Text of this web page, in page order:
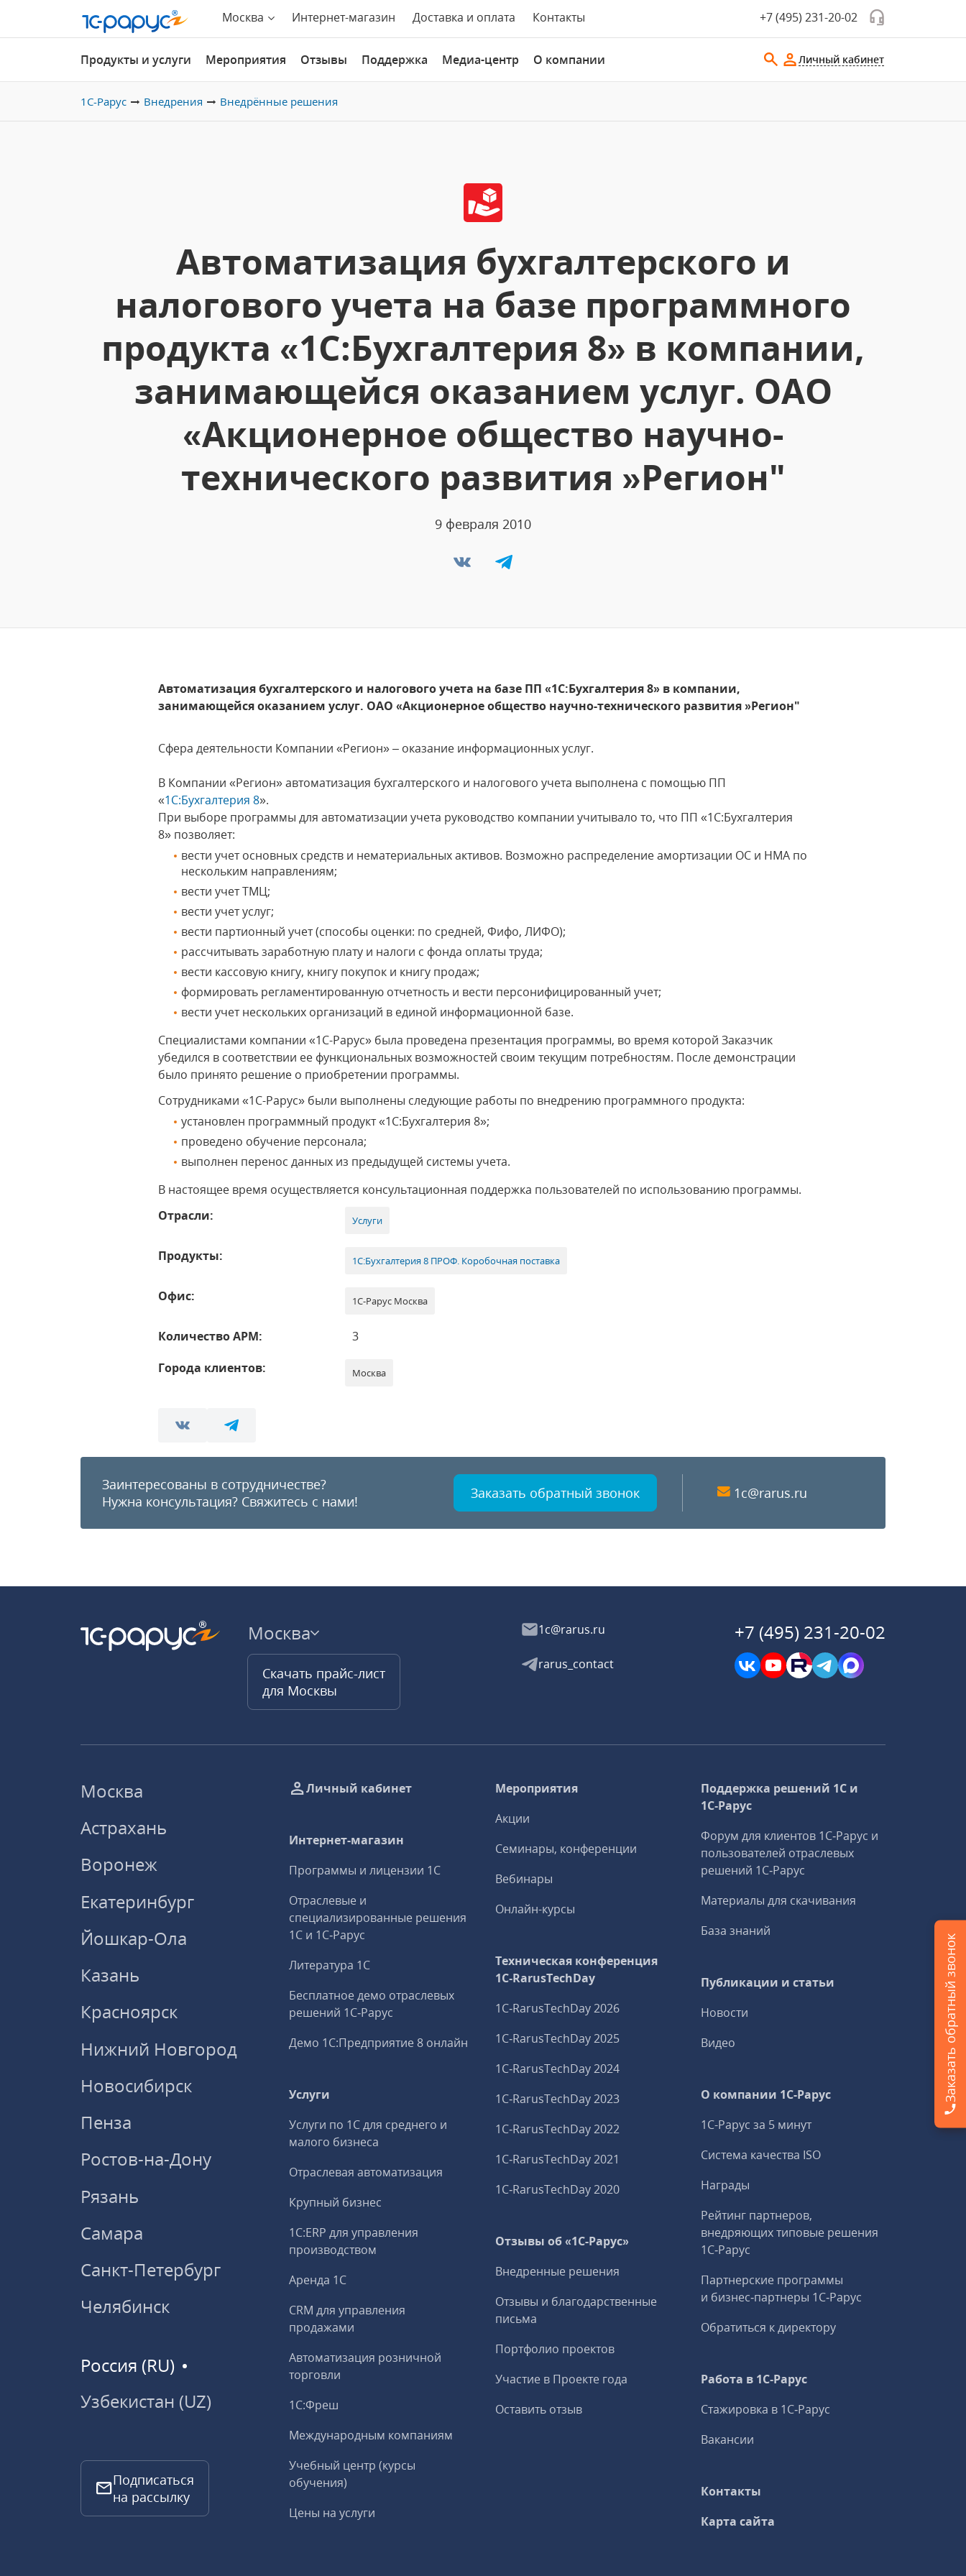
Москва Интернет-магазин Доставка и оплата Контакты +7 (495) 231-20-02
Продукты и услуги Мероприятия Отзывы Поддержка Медиа-центр О компании Личный кабинет
1С-Рарус Внедрения Внедрённые решения
Автоматизация бухгалтерского и
налогового учета на базе программного
продукта «1С:Бухгалтерия 8» в компании,
занимающейся оказанием услуг. ОАО
«Акционерное общество научно-
технического развития »Регион"
9 февраля 2010
Автоматизация бухгалтерского и налогового учета на базе ПП «1С:Бухгалтерия 8» в компании,
занимающейся оказанием услуг. ОАО «Акционерное общество научно-технического развития »Регион"
Сфера деятельности Компании «Регион» – оказание информационных услуг.
В Компании «Регион» автоматизация бухгалтерского и налогового учета выполнена с помощью ПП
«1С:Бухгалтерия 8».
При выборе программы для автоматизации учета руководство компании учитывало то, что ПП «1С:Бухгалтерия
8» позволяет:
вести учет основных средств и нематериальных активов. Возможно распределение амортизации ОС и НМА по
нескольким направлениям;
вести учет ТМЦ;
вести учет услуг;
вести партионный учет (способы оценки: по средней, Фифо, ЛИФО);
рассчитывать заработную плату и налоги с фонда оплаты труда;
вести кассовую книгу, книгу покупок и книгу продаж;
формировать регламентированную отчетность и вести персонифицированный учет;
вести учет нескольких организаций в единой информационной базе.
Специалистами компании «1С-Рарус» была проведена презентация программы, во время которой Заказчик
убедился в соответствии ее функциональных возможностей своим текущим потребностям. После демонстрации
было принято решение о приобретении программы.
Сотрудниками «1С-Рарус» были выполнены следующие работы по внедрению программного продукта:
установлен программный продукт «1С:Бухгалтерия 8»;
проведено обучение персонала;
выполнен перенос данных из предыдущей системы учета.
В настоящее время осуществляется консультационная поддержка пользователей по использованию программы.
Отрасли:
Услуги
Продукты: 1С:Бухгалтерия 8 ПРОФ. Коробочная поставка
Офис: 1С-Рарус Москва
Количество АРМ:
3
Города клиентов:
Москва
Заинтересованы в сотрудничестве?
Нужна консультация? Свяжитесь с нами! Заказать обратный звонок 1c@rarus.ru
Москва
Скачать прайс-лист
для Москвы
1c@rarus.ru
rarus_contact
+7 (495) 231-20-02
Москва
Астрахань
Воронеж
Екатеринбург
Йошкар-Ола
Казань
Красноярск
Нижний Новгород
Новосибирск
Пенза
Ростов-на-Дону
Рязань
Самара
Санкт-Петербург
Челябинск
Россия (RU)
Узбекистан (UZ)
Подписаться
на рассылку
Личный кабинет
Интернет-магазин
Программы и лицензии 1С
Отраслевые и
специализированные решения
1С и 1С‑Рарус
Литература 1С
Бесплатное демо отраслевых
решений 1С‑Рарус
Демо 1С:Предприятие 8 онлайн
Услуги
Услуги по 1С для среднего и
малого бизнеса
Отраслевая автоматизация
Крупный бизнес
1С:ERP для управления
производством
Аренда 1С
CRM для управления
продажами
Автоматизация розничной
торговли
1С:Фреш
Международным компаниям
Учебный центр (курсы
обучения)
Цены на услуги
Мероприятия
Акции
Семинары, конференции
Вебинары
Онлайн-курсы
Техническая конференция
1C‑RarusTechDay
1C‑RarusTechDay 2026
1C‑RarusTechDay 2025
1C‑RarusTechDay 2024
1C‑RarusTechDay 2023
1C‑RarusTechDay 2022
1C‑RarusTechDay 2021
1C‑RarusTechDay 2020
Отзывы об «1С-Рарус»
Внедренные решения
Отзывы и благодарственные
письма
Портфолио проектов
Участие в Проекте года
Оставить отзыв
Поддержка решений 1С и
1С‑Рарус
Форум для клиентов 1С‑Рарус и
пользователей отраслевых
решений 1С‑Рарус
Материалы для скачивания
База знаний
Публикации и статьи
Новости
Видео
О компании 1C-Рарус
1С-Рарус за 5 минут
Система качества ISO
Награды
Рейтинг партнеров,
внедряющих типовые решения
1С‑Рарус
Партнерские программы
и бизнес‑партнеры 1С‑Рарус
Обратиться к директору
Работа в 1С‑Рарус
Стажировка в 1С‑Рарус
Вакансии
Контакты
Карта сайта
Заказать обратный звонок